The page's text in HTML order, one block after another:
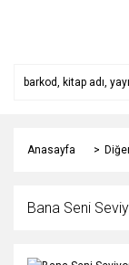
Anasayfa
Bana Seni